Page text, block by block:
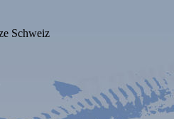
Schweiz